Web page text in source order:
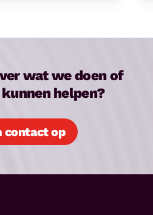
wat we doen of
helpen?
contact op